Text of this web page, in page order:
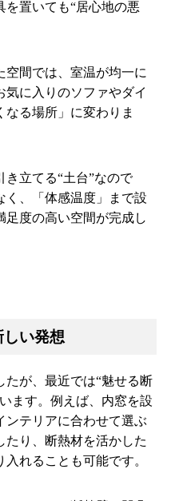
を置いても“居心地の悪
空間では、室温が均一に
に入りのソファやダイ
る場所」に変わりま
立てる“土台”なので
く、「体感温度」まで設
足度の高い空間が完成し
しい発想
が、最近では“魅せる断
ます。例えば、内窓を設
ンテリアに合わせて選ぶ
たり、断熱材を活かした
れることも可能です。